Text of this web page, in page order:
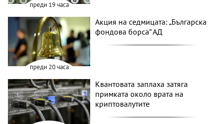
преди 19 часа
преди 20 часа
Акция на седмицата: „Българска
фондова борса“ АД
Квантовата заплаха затяга
примката около врата на
криптовалутите